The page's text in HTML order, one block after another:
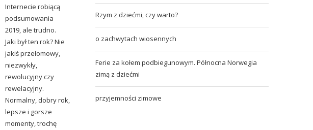
Internecie robiącą
podsumowania
2019, ale trudno.
Jaki był ten rok? Nie
jakiś przełomowy,
niezwykły,
rewolucyjny czy
rewelacyjny.
Normalny, dobry rok,
lepsze i gorsze
momenty, trochę
Rzym z dziećmi, czy warto?
o zachwytach wiosennych
Ferie za kołem podbiegunowym. Północna Norwegia
zimą z dziećmi
przyjemności zimowe